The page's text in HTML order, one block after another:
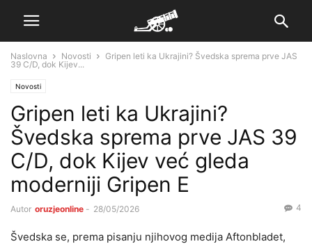
Naslovna Novosti
Gripen leti ka Ukrajini? Švedska sprema prve JAS
39 C/D, dok Kijev...
Novosti
Gripen leti ka Ukrajini?
Švedska sprema prve JAS 39
C/D, dok Kijev već gleda
moderniji Gripen E
Autor oruzjeonline - 28/05/2026 4
Švedska se, prema pisanju njihovog medija Aftonbladet,